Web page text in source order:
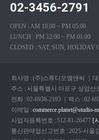
02-3456-2791
OPEN : AM 10:00 ~ PM 05:00
LUNCH : PM 12:00 ~ PM 01:00
CLOSED : SAT, SUN, HOLIDAY
회사명 : (주)스튜디오엠앤씨 |
주소 : 서울특별시 마포구 상암산
전화 : 02-6938-2193 | 팩스 : 02-
이메일 : commerce.planet@studio-
사업자등록번호 : 512-81-26477 [
통신판매업신고번호 : 2025-서울